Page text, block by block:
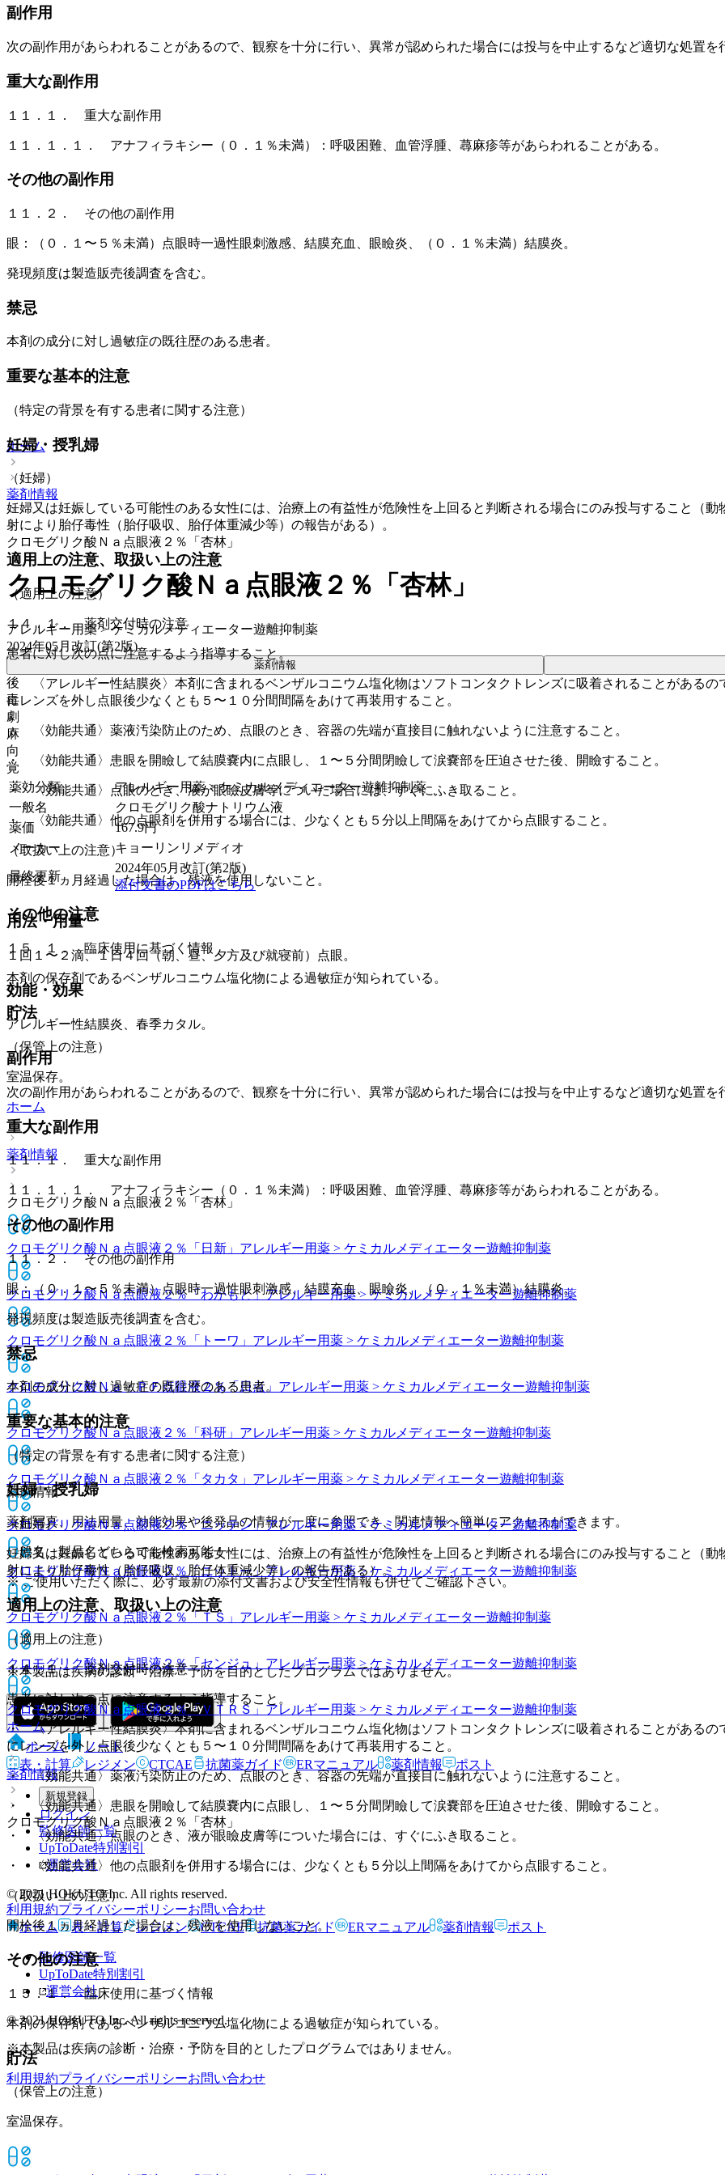
副作用
次の副作用があらわれることがあるので、観察を十分に行い、異常が認められた場合には投与を中止するなど適切な処置を
重大な副作用
１１．１． 重大な副作用
１１．１．１． アナフィラキシー（０．１％未満）：呼吸困難、血管浮腫、蕁麻疹等があらわれることがある。
その他の副作用
１１．２． その他の副作用
眼：（０．１〜５％未満）点眼時一過性眼刺激感、結膜充血、眼瞼炎、（０．１％未満）結膜炎。
発現頻度は製造販売後調査を含む。
禁忌
本剤の成分に対し過敏症の既往歴のある患者。
重要な基本的注意
（特定の背景を有する患者に関する注意）
妊婦・授乳婦
（妊婦）
妊婦又は妊娠している可能性のある女性には、治療上の有益性が危険性を上回ると判断される場合にのみ投与すること（
射により胎仔毒性（胎仔吸収、胎仔体重減少等）の報告がある）。
適用上の注意、取扱い上の注意
（適用上の注意）
１４．１． 薬剤交付時の注意
患者に対し次の点に注意するよう指導すること。
・ 〈アレルギー性結膜炎〉本剤に含まれるベンザルコニウム塩化物はソフトコンタクトレンズに吸着されることがある
にレンズを外し点眼後少なくとも５〜１０分間間隔をあけて再装用すること。
・ 〈効能共通〉薬液汚染防止のため、点眼のとき、容器の先端が直接目に触れないように注意すること。
・ 〈効能共通〉患眼を開瞼して結膜嚢内に点眼し、１〜５分間閉瞼して涙嚢部を圧迫させた後、開瞼すること。
・ 〈効能共通〉点眼のとき、液が眼瞼皮膚等についた場合には、すぐにふき取ること。
・ 〈効能共通〉他の点眼剤を併用する場合には、少なくとも５分以上間隔をあけてから点眼すること。
（取扱い上の注意）
開栓後１ヵ月経過した場合は、残液を使用しないこと。
その他の注意
１５．１． 臨床使用に基づく情報
本剤の保存剤であるベンザルコニウム塩化物による過敏症が知られている。
貯法
（保管上の注意）
室温保存。
ホーム
薬剤情報
クロモグリク酸Ｎａ点眼液２％「杏林」
クロモグリク酸Ｎａ点眼液２％「日新」 アレルギー用薬 > ケミカルメディエーター遊離抑制薬
クロモグリク酸Ｎａ点眼液２％「わかもと」アレルギー用薬 > ケミカルメディエーター遊離抑制薬
クロモグリク酸Ｎａ点眼液２％「トーワ」 アレルギー用薬 > ケミカルメディエーター遊離抑制薬
クロモグリク酸Ｎａ・ＰＦ点眼液２％「日点」 アレルギー用薬 > ケミカルメディエーター遊離抑制薬
クロモグリク酸Ｎａ点眼液２％「科研」 アレルギー用薬 > ケミカルメディエーター遊離抑制薬
クロモグリク酸Ｎａ点眼液２％「タカタ」 アレルギー用薬 > ケミカルメディエーター遊離抑制薬
クロモグリク酸Ｎａ点眼液２％「ニッテン」アレルギー用薬 > ケミカルメディエーター遊離抑制薬
クロモグリク酸Ｎａ点眼液２％「ニットー」アレルギー用薬 > ケミカルメディエーター遊離抑制薬
クロモグリク酸Ｎａ点眼液２％「ＴＳ」 アレルギー用薬 > ケミカルメディエーター遊離抑制薬
クロモグリク酸Ｎａ点眼液２％「センジュ」 アレルギー用薬 > ケミカルメディエーター遊離抑制薬
クロモグリク酸Ｎａ点眼液２％「ＶＴＲＳ」 アレルギー用薬 > ケミカルメディエーター遊離抑制薬
ホーム
薬剤情報
クロモグリク酸Ｎａ点眼液２％「杏林」
ホーム
薬剤情報
クロモグリク酸Ｎａ点眼液２％「杏林」
クロモグリク酸Ｎａ点眼液２％「杏林」
アレルギー用薬 > ケミカルメディエーター遊離抑制薬
2024年05月改訂(第2版)
薬剤情報
後
毒
劇
麻
向
覚
薬効分類
アレルギー用薬 > ケミカルメディエーター遊離抑制薬
一般名
クロモグリク酸ナトリウム液
薬価
167.9円
メーカー
キョーリンリメディオ
最終更新
2024年05月改訂(第2版)
添付文書のPDFはこちら
用法・用量
１回１〜２滴、１日４回（朝、昼、夕方及び就寝前）点眼。
効能・効果
アレルギー性結膜炎、春季カタル。
副作用
次の副作用があらわれることがあるので、観察を十分に行い、異常が認められた場合には投与を中止するなど適切な処置を
重大な副作用
１１．１． 重大な副作用
１１．１．１． アナフィラキシー（０．１％未満）：呼吸困難、血管浮腫、蕁麻疹等があらわれることがある。
その他の副作用
１１．２． その他の副作用
眼：（０．１〜５％未満）点眼時一過性眼刺激感、結膜充血、眼瞼炎、（０．１％未満）結膜炎。
発現頻度は製造販売後調査を含む。
禁忌
本剤の成分に対し過敏症の既往歴のある患者。
重要な基本的注意
（特定の背景を有する患者に関する注意）
妊婦・授乳婦
（妊婦）
妊婦又は妊娠している可能性のある女性には、治療上の有益性が危険性を上回ると判断される場合にのみ投与すること（
射により胎仔毒性（胎仔吸収、胎仔体重減少等）の報告がある）。
適用上の注意、取扱い上の注意
（適用上の注意）
１４．１． 薬剤交付時の注意
患者に対し次の点に注意するよう指導すること。
・ 〈アレルギー性結膜炎〉本剤に含まれるベンザルコニウム塩化物はソフトコンタクトレンズに吸着されることがある
にレンズを外し点眼後少なくとも５〜１０分間間隔をあけて再装用すること。
・ 〈効能共通〉薬液汚染防止のため、点眼のとき、容器の先端が直接目に触れないように注意すること。
・ 〈効能共通〉患眼を開瞼して結膜嚢内に点眼し、１〜５分間閉瞼して涙嚢部を圧迫させた後、開瞼すること。
・ 〈効能共通〉点眼のとき、液が眼瞼皮膚等についた場合には、すぐにふき取ること。
・ 〈効能共通〉他の点眼剤を併用する場合には、少なくとも５分以上間隔をあけてから点眼すること。
（取扱い上の注意）
開栓後１ヵ月経過した場合は、残液を使用しないこと。
その他の注意
１５．１． 臨床使用に基づく情報
本剤の保存剤であるベンザルコニウム塩化物による過敏症が知られている。
貯法
（保管上の注意）
室温保存。
薬剤情報
薬剤写真、用法用量、効能効果や後発品の情報が一度に参照でき、関連情報へ簡単にアクセスができます。
一般名、製品名どちらでも検索可能！
※ ご使用いただく際に、必ず最新の添付文書および安全性情報も併せてご確認下さい。
※本製品は疾病の診断・治療・予防を目的としたプログラムではありません。
ホーム
ノート
表・計算
レジメン CTCAE 抗菌薬ガイド ERマニュアル 薬剤情報 ポスト
新規登録
ログイン
監修医師一覧
UpToDate特別割引
運営会社
© 2021 HOKUTO Inc. All rights reserved.
利用規約プライバシーポリシーお問い合わせ
ホーム
表・計算 レジメン CTCAE 抗菌薬ガイド ERマニュアル 薬剤情報 ポスト
監修医師一覧
UpToDate特別割引
運営会社
© 2021 HOKUTO Inc. All rights reserved.
※本製品は疾病の診断・治療・予防を目的としたプログラムではありません。
利用規約プライバシーポリシーお問い合わせ